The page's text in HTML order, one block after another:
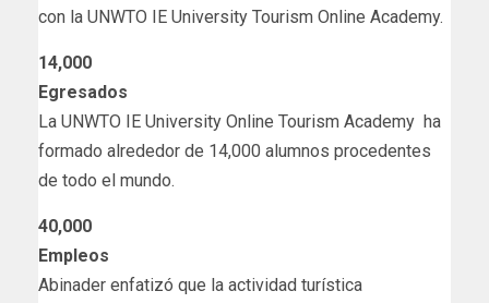
con la UNWTO IE University Tourism Online Academy.
14,000
Egresados
La UNWTO IE University Online Tourism Academy ha
formado alrededor de 14,000 alumnos procedentes
de todo el mundo.
40,000
Empleos
Abinader enfatizó que la actividad turística